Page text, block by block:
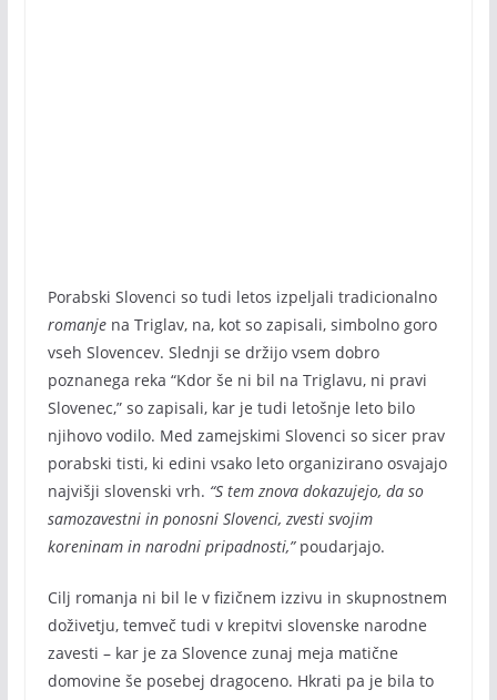
Porabski Slovenci so tudi letos izpeljali tradicionalno
romanjena Triglav, na, kot so zapisali, simbolno goro
vseh Slovencev. Slednji se držijo vsem dobro
poznanega reka “Kdor še ni bil na Triglavu, ni pravi
Slovenec,” so zapisali, kar je tudi letošnje leto bilo
njihovo vodilo. Med zamejskimi Slovenci so sicer prav
porabski tisti, ki edini vsako leto organizirano osvajajo
najvišji slovenski vrh. “S tem znova dokazujejo, da so
samozavestni in ponosni Slovenci, zvesti svojim
koreninam in narodni pripadnosti,”poudarjajo.
Cilj romanja ni bil le v fizičnem izzivu in skupnostnem
doživetju, temveč tudi v krepitvi slovenske narodne
zavesti – kar je za Slovence zunaj meja matične
domovine še posebej dragoceno. Hkrati pa je bila to